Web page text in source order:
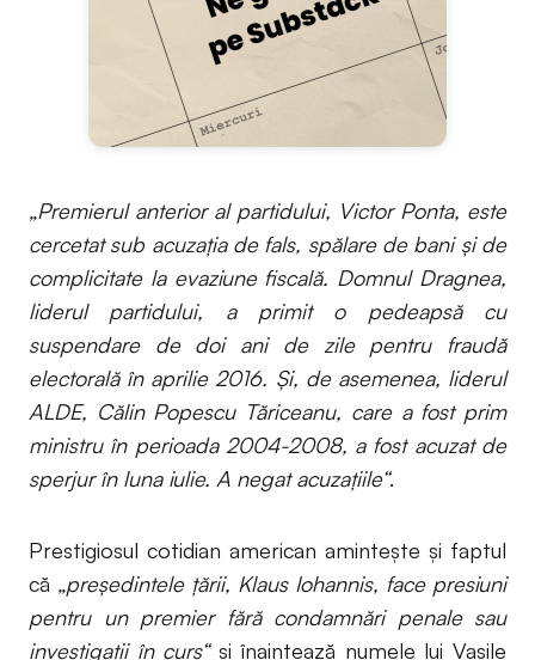
„Premierul anterior al partidului, Victor Ponta, este
cercetat sub acuzația de fals, spălare de bani și de
complicitate la evaziune fiscală. Domnul Dragnea,
liderul partidului, a primit o pedeapsă cu
suspendare de doi ani de zile pentru fraudă
electorală în aprilie 2016. Și, de asemenea, liderul
ALDE, Călin Popescu Tăriceanu, care a fost prim
ministru în perioada 2004-2008, a fost acuzat de
sperjur în luna iulie. A negat acuzațiile“.
Prestigiosul cotidian american amintește și faptul
că „președintele țării, Klaus Iohannis, face presiuni
pentru un premier fără condamnări penale sau
investigații în curs“și înaintează numele lui Vasile